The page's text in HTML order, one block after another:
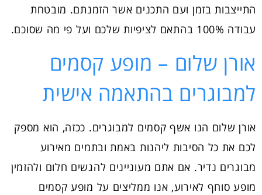
התייצבות בזמן ועם התכנים אשר הזמנתם. מובטחת
עבודה 100% בהתאם לציפיות שלכם ועל פי מה שסוכם.
אורן שלום – מופע קסמים
למבוגרים בהתאמה אישית
אורן שלום הנו אשף קסמים למבוגרים. ככזה, הוא מספק
לכם את כל הסיבות ליהנות באמת ובתמים מאירוע
מבוגרים נדיר. אם אתם מעוניינים להגשים חלום ולהזמין
מופע סוחף לאירוע, אנו ממליצים על מופע קסמים